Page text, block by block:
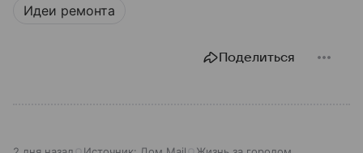
Идеи ремонта
Поделиться